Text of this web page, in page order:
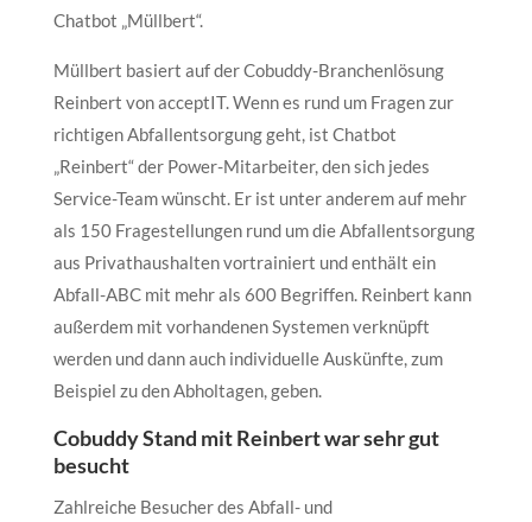
Chatbot „Müllbert“.
Müllbert basiert auf der Cobuddy-Branchenlösung
Reinbert von acceptIT. Wenn es rund um Fragen zur
richtigen Abfallentsorgung geht, ist Chatbot
„Reinbert“ der Power-Mitarbeiter, den sich jedes
Service-Team wünscht. Er ist unter anderem auf mehr
als 150 Fragestellungen rund um die Abfallentsorgung
aus Privathaushalten vortrainiert und enthält ein
Abfall-ABC mit mehr als 600 Begriffen. Reinbert kann
außerdem mit vorhandenen Systemen verknüpft
werden und dann auch individuelle Auskünfte, zum
Beispiel zu den Abholtagen, geben.
Cobuddy Stand mit Reinbert war sehr gut
besucht
Zahlreiche Besucher des Abfall- und